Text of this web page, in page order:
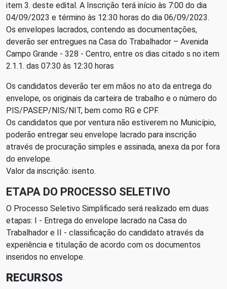
item 3. deste edital. A Inscrição terá início às 7:00 do dia
04/09/2023 e término às 12:30 horas do dia 06/09/2023.
Os envelopes lacrados, contendo as documentações,
deverão ser entregues na Casa do Trabalhador – Avenida
Campo Grande - 328 - Centro, entre os dias citado s no item
2.1.1. das 07:30 às 12:30 horas
Os candidatos deverão ter em mãos no ato da entrega do
envelope, os originais da carteira de trabalho e o número do
PIS/PASEP/NIS/NIT, bem como RG e CPF.
Os candidatos que por ventura não estiverem no Município,
poderão entregar seu envelope lacrado para inscrição
através de procuração simples e assinada, anexa da por fora
do envelope.
Valor da inscrição: isento.
ETAPA DO PROCESSO SELETIVO
O Processo Seletivo Simplificado será realizado em duas
etapas: I - Entrega do envelope lacrado na Casa do
Trabalhador e II - classificação do candidato através da
experiência e titulação de acordo com os documentos
inseridos no envelope.
RECURSOS